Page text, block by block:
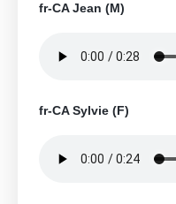
fr-CA Jean (M)
fr-CA Sylvie (F)